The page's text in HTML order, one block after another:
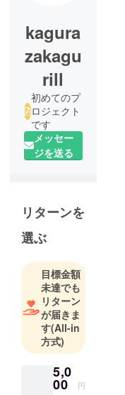
kagura
zakagu
rill
初めてのプ
ロジェクト
です
メッセー
ジを送る
リターンを
選ぶ
目標金額
未達でも
リターン
が届きま
す(All-in
方式)
5,0
00 円